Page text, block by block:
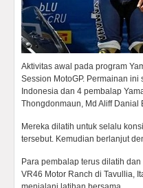
Aktivitas awal pada program
Session MotoGP. Permainan
Indonesia dan 4 pembalap
Thongdonmaun, Md Aliff Danial
Mereka dilatih untuk selalu
tersebut. Kemudian berlanjut
Para pembalap terus dilatih
VR46 Motor Ranch di Tavullia,